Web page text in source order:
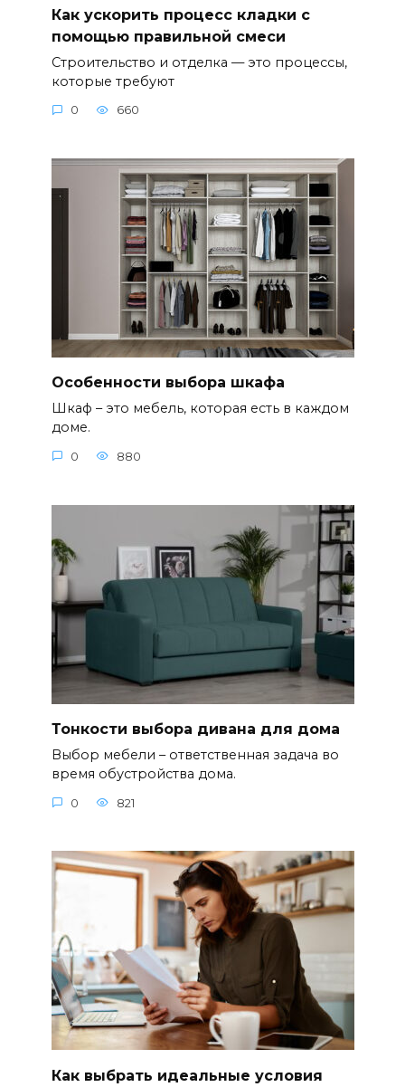
Как ускорить процесс кладки с
помощью правильной смеси
Строительство и отделка — это процессы,
которые требуют
0 660
Особенности выбора шкафа
Шкаф – это мебель, которая есть в каждом
доме.
0 880
Тонкости выбора дивана для дома
Выбор мебели – ответственная задача во
время обустройства дома.
0 821
Как выбрать идеальные условия